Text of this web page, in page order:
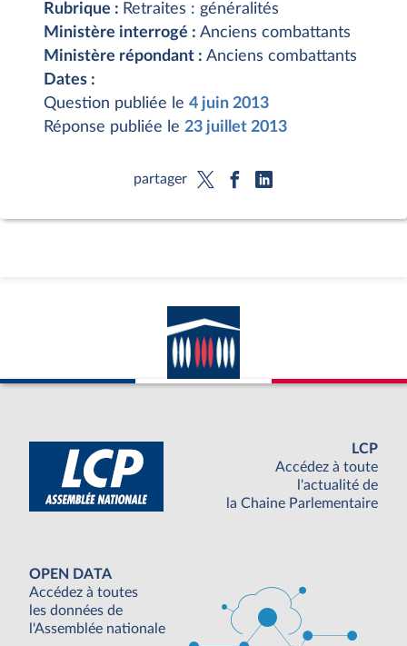
Rubrique : Retraites : généralités
Ministère interrogé : Anciens combattants
Ministère répondant : Anciens combattants
Dates :
Question publiée le 4 juin 2013
Réponse publiée le 23 juillet 2013
partager
LCP
Accédez à toute
l'actualité de
la Chaine Parlementaire
OPEN DATA
Accédez à toutes
les données de
l'Assemblée nationale